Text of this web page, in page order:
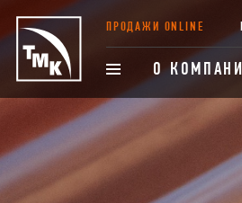
ПРОДАЖИ ONLINE
О